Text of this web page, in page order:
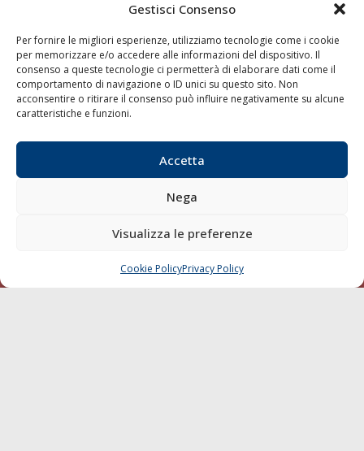
Gestisci Consenso
Per fornire le migliori esperienze, utilizziamo tecnologie come i cookie
per memorizzare e/o accedere alle informazioni del dispositivo. Il
consenso a queste tecnologie ci permetterà di elaborare dati come il
comportamento di navigazione o ID unici su questo sito. Non
acconsentire o ritirare il consenso può influire negativamente su alcune
caratteristiche e funzioni.
Accetta
Nega
Visualizza le preferenze
Cookie PolicyPrivacy Policy
Shipping
Porti/Interporti
Varie
Sostenibilità
Compagnie di Navigazione
Diporto
Chi siamo
CHIAMA SCRIVI